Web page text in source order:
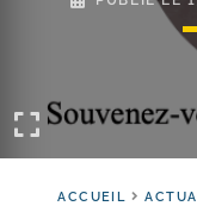
ACCUEIL